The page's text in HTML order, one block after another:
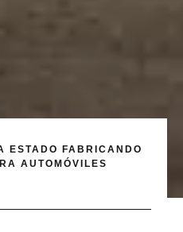
ESTADO FABRICANDO
AUTOMÓVILES